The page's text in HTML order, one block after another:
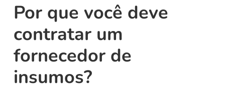
Por que você deve
contratar um
fornecedor de
insumos?